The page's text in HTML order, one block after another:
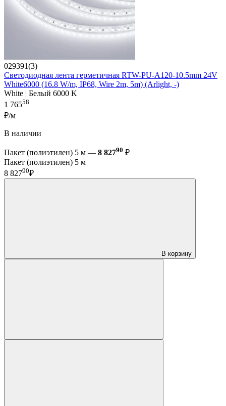
029391(3)
Светодиодная лента герметичная RTW-PU-A120-10.5mm 24V
White6000 (16.8 W/m, IP68, Wire 2m, 5m) (Arlight, -)
White | Белый 6000 K
1 76558
₽/м
В наличии
Пакет (полиэтилен) 5 м — 8 82790 ₽
Пакет (полиэтилен) 5 м
8 82790₽
В корзину